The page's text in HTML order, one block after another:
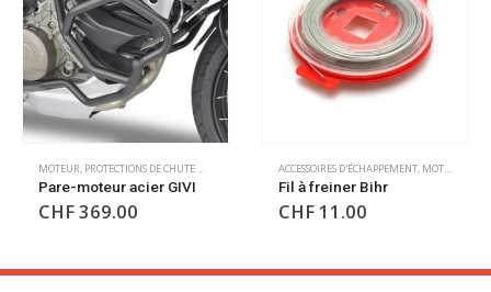
ACCESSOIRES D'ÉCHAPPEMENT, MOTEUR OUTILLAGE,OUTILLAGES DIVERS
Fil à freiner Bihr
CHF11.00
MOTEUR,PROTECTIONS DE CHUTE MOTEUR
Pare-moteur acier SW
Motech